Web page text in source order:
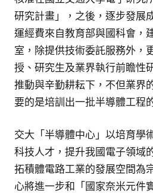
研究計畫」，之後，逐步發展
運經費來自教育部與國科會，
室，除提供技術委託服務外，
授、研究生及業界執行前瞻性
推動與辛勤耕耘下，不但業界
要的是培訓出一批半導體工程
交大「半導體中心」以培育學
科技人才，提升我國電子領域
拓積體電路工業的發展空間為
心將進一步和「國家奈米元件